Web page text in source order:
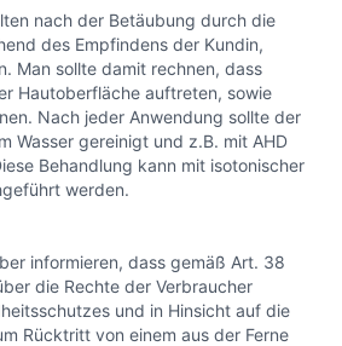
nach der Betäubung durch die
des Empfindens der Kundin,
Man sollte damit rechnen, dass
Hautoberfläche auftreten, sowie
Nach jeder Anwendung sollte der
Wasser gereinigt und z.B. mit AHD
Behandlung kann mit isotonischer
werden.
informieren, dass gemäß Art. 38
die Rechte der Verbraucher
und in Hinsicht auf die
Rücktritt von einem aus der Ferne